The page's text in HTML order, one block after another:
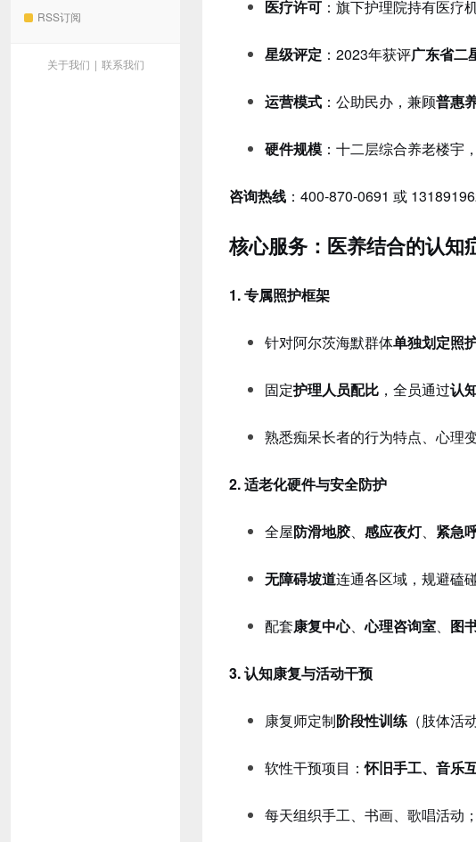
RSS订阅
关于我们 | 联系我们
医疗许可 ：旗下护理院持有医疗
星级评定 ：2023年获评广东省二
运营模式 ：公助民办，兼顾普惠
硬件规模 ：十二层综合养老楼宇
咨询热线 ：400-870-0691 或
核心服务：医养结合的认知
1. 专属照护框架
针对阿尔茨海默群体单独划定照
固定护理人员配比 ，全员通过认
熟悉痴呆长者的行为特点、心理
2. 适老化硬件与安全防护
全屋防滑地胶、 感应夜灯、 紧急
无障碍坡道连通各区域，规避磕
配套康复中心、心理咨询室、 图
3. 认知康复与活动干预
康复师定制阶段性训练 （肢体活
软性干预项目：怀旧手工、音乐
每天组织手工、书画、歌唱活动